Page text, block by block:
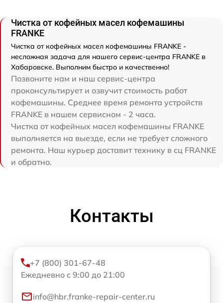
Чистка от кофейных масел кофемашины
FRANKE
Чистка от кофейных масел кофемашины FRANKE -
несложная задача для нашего сервис-центра FRANKE в
Хабаровске. Выполним быстро и качественно!
Позвоните нам и наш сервис-центра
проконсультирует и озвучит стоимость работ
кофемашины. Среднее время ремонта устройств
FRANKE в нашем сервисном - 2 часа.
Чистка от кофейных масел кофемашины FRANKE
выполняется на выезде, если не требует сложного
ремонта. Наш курьер доставит технику в сц FRANKE
и обратно.
Контакты
+7 (800) 301-67-48
Ежедневно с 9:00 до 21:00
info@hbr.franke-repair-center.ru